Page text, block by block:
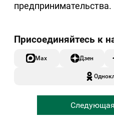
предпринимательства.
Max Дзен